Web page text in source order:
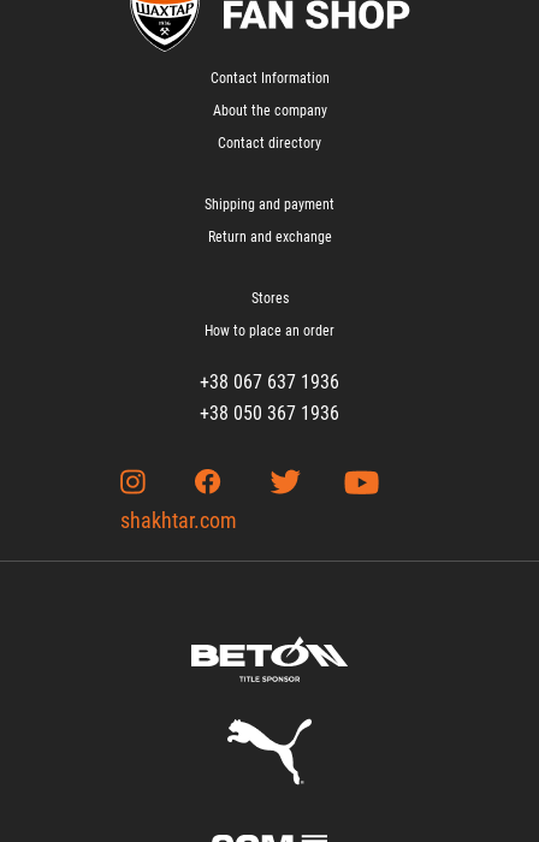
Contact Information
About the company
Contact directory
Shipping and payment
Return and exchange
Stores
How to place an order
+38 067 637 1936
+38 050 367 1936
shakhtar.com